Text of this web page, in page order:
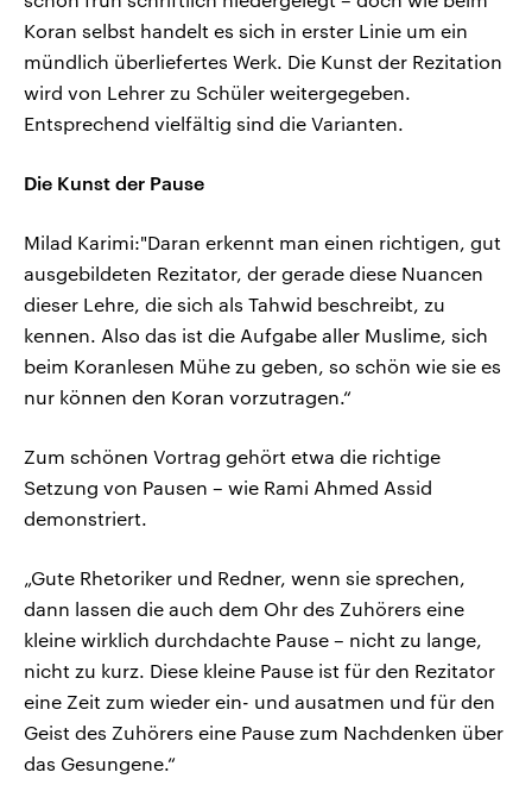
Koran selbst handelt es sich in erster Linie um ein
mündlich überliefertes Werk. Die Kunst der Rezitation
wird von Lehrer zu Schüler weitergegeben.
Entsprechend vielfältig sind die Varianten.
Die Kunst der Pause
Milad Karimi:"Daran erkennt man einen richtigen, gut
ausgebildeten Rezitator, der gerade diese Nuancen
dieser Lehre, die sich als Tahwid beschreibt, zu
kennen. Also das ist die Aufgabe aller Muslime, sich
beim Koranlesen Mühe zu geben, so schön wie sie es
nur können den Koran vorzutragen.“
Zum schönen Vortrag gehört etwa die richtige
Setzung von Pausen – wie Rami Ahmed Assid
demonstriert.
„Gute Rhetoriker und Redner, wenn sie sprechen,
dann lassen die auch dem Ohr des Zuhörers eine
kleine wirklich durchdachte Pause – nicht zu lange,
nicht zu kurz. Diese kleine Pause ist für den Rezitator
eine Zeit zum wieder ein- und ausatmen und für den
Geist des Zuhörers eine Pause zum Nachdenken über
das Gesungene.“